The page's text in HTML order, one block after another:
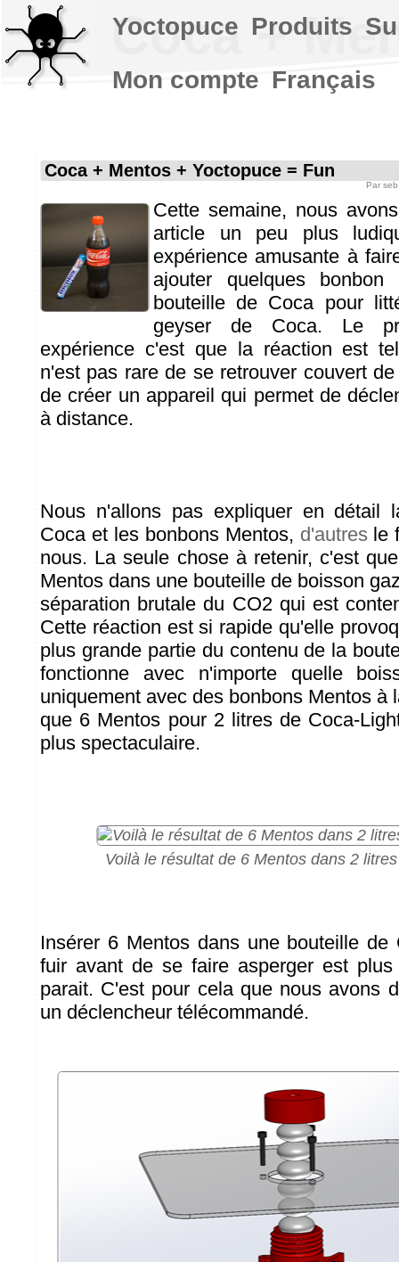
Coca +
Coca + Mentos + Yoctopuce = Fun
Par seb
Cette semaine, nous
article un peu plus
expérience amusante à
ajouter quelques
bouteille de Coca pour
geyser de Coca. Le
expérience c'est que la réaction est
n'est pas rare de se retrouver couvert
de créer un appareil qui permet de
à distance.
Nous n'allons pas expliquer en détail
Coca et les bonbons Mentos, d'autresle
nous. La seule chose à retenir, c'est
Mentos dans une bouteille de boisson
séparation brutale du CO2 qui est
Cette réaction est si rapide qu'elle
plus grande partie du contenu de la
fonctionne avec n'importe quelle
uniquement avec des bonbons Mentos à
que 6 Mentos pour 2 litres de Coca-
plus spectaculaire.
Voilà le résultat de 6 Mentos dans 2
Insérer 6 Mentos dans une bouteille
fuir avant de se faire asperger est
parait. C'est pour cela que nous avons
un déclencheur télécommandé.
Yoctopuce Produits
Mon compte Français